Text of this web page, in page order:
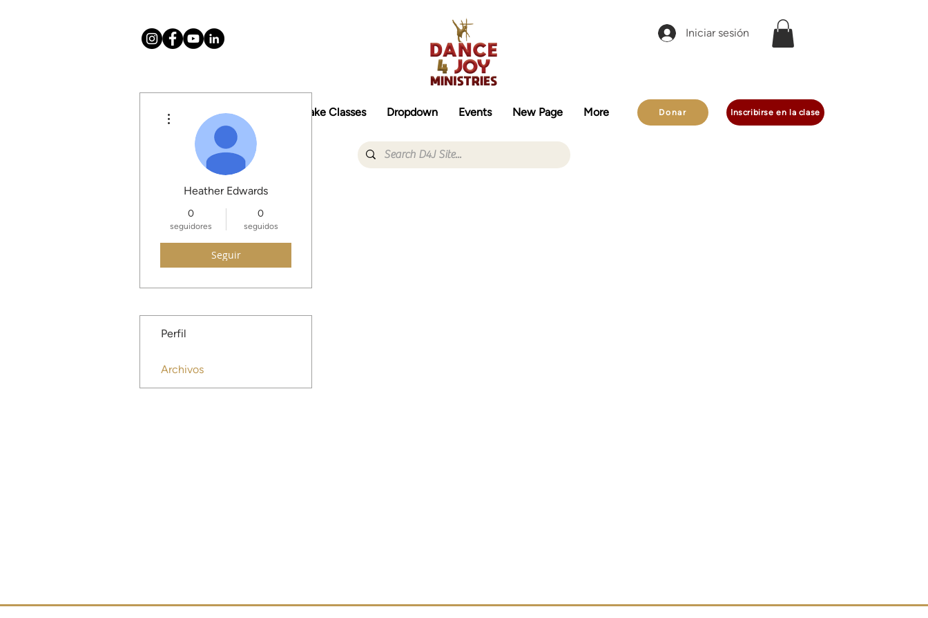
Hogar About Take Classes Dropdown Events New Page More
Iniciar sesión
Donar Inscribirse en la clase
Heather Edwards
0
seguidores
0
seguidos
Seguir
Perfil
Archivos